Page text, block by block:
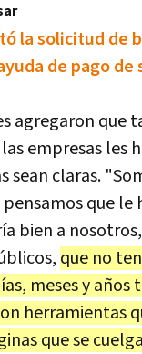
la solicitud de
de pago de
agregaron que
empresas les
sean claras.
que le
bien a
que no
meses y años
herramientas
que se